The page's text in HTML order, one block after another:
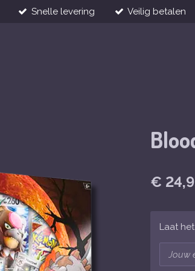
Snelle levering Veilig betalen
€
Laat